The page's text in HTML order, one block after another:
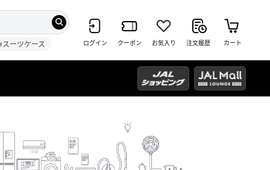
スーツケース ログイン クーポン お気入り 注文履歴 カート